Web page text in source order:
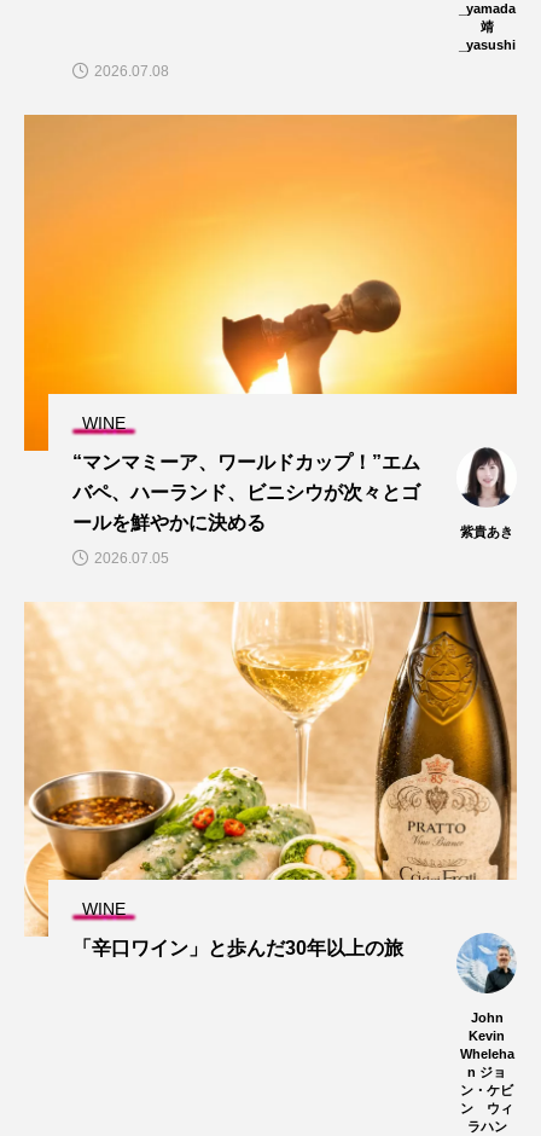
_yamada
靖
_yasushi
2026.07.08
WINE
“マンマミーア、ワールドカップ！”エム
バペ、ハーランド、ビニシウが次々とゴ
ールを鮮やかに決める
紫貴あき
2026.07.05
WINE
「辛口ワイン」と歩んだ30年以上の旅
John
Kevin
Wheleha
n ジョ
ン・ケビ
ン ウィ
ラハン